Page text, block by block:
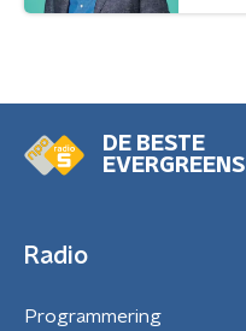
DE BESTE
EVERGREENS
Radio
Programmering